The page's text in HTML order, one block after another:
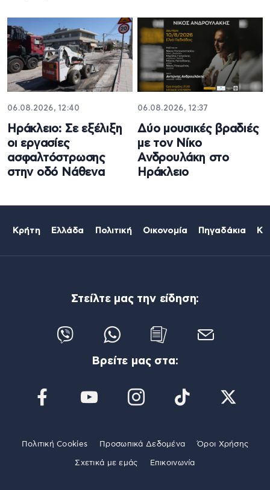
06.08.2026, 12:40
Ηράκλειο: Σε εξέλιξη
οι εργασίες
ασφαλτόστρωσης
στην οδό Νάθενα
06.08.2026, 12:37
Δύο μουσικές βραδιές
με τον Νίκο
Ανδρουλάκη στο
Ηράκλειο
Κρήτη Ελλάδα Πολιτική Οικονομία Πηγαδάκια
Στείλτε μας την είδηση:
Βρείτε μας στα:
Πολιτική Cookies Προσωπικά Δεδομένα Όροι Χρήσης
Σχετικά με εμάς Επικοινωνία